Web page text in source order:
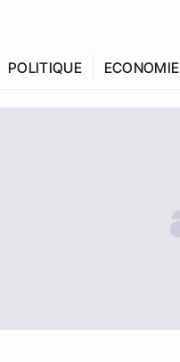
POLITIQUE ECONOMIE